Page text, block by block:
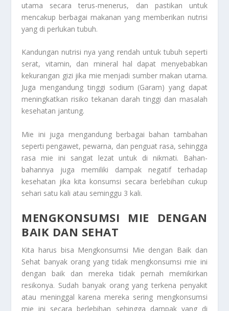
utama secara terus-menerus, dan pastikan untuk
mencakup berbagai makanan yang memberikan nutrisi
yang di perlukan tubuh.
Kandungan nutrisi nya yang rendah untuk tubuh seperti
serat, vitamin, dan mineral hal dapat menyebabkan
kekurangan gizi jika mie menjadi sumber makan utama.
Juga mengandung tinggi sodium (Garam) yang dapat
meningkatkan risiko tekanan darah tinggi dan masalah
kesehatan jantung.
Mie ini juga mengandung berbagai bahan tambahan
seperti pengawet, pewarna, dan penguat rasa, sehingga
rasa mie ini sangat lezat untuk di nikmati. Bahan-
bahannya juga memiliki dampak negatif terhadap
kesehatan jika kita konsumsi secara berlebihan cukup
sehari satu kali atau seminggu 3 kali.
MENGKONSUMSI MIE DENGAN
BAIK DAN SEHAT
Kita harus bisa Mengkonsumsi Mie dengan Baik dan
Sehat banyak orang yang tidak mengkonsumsi mie ini
dengan baik dan mereka tidak pernah memikirkan
resikonya. Sudah banyak orang yang terkena penyakit
atau meninggal karena mereka sering mengkonsumsi
mie ini secara berlebihan sehingga dampak yang di